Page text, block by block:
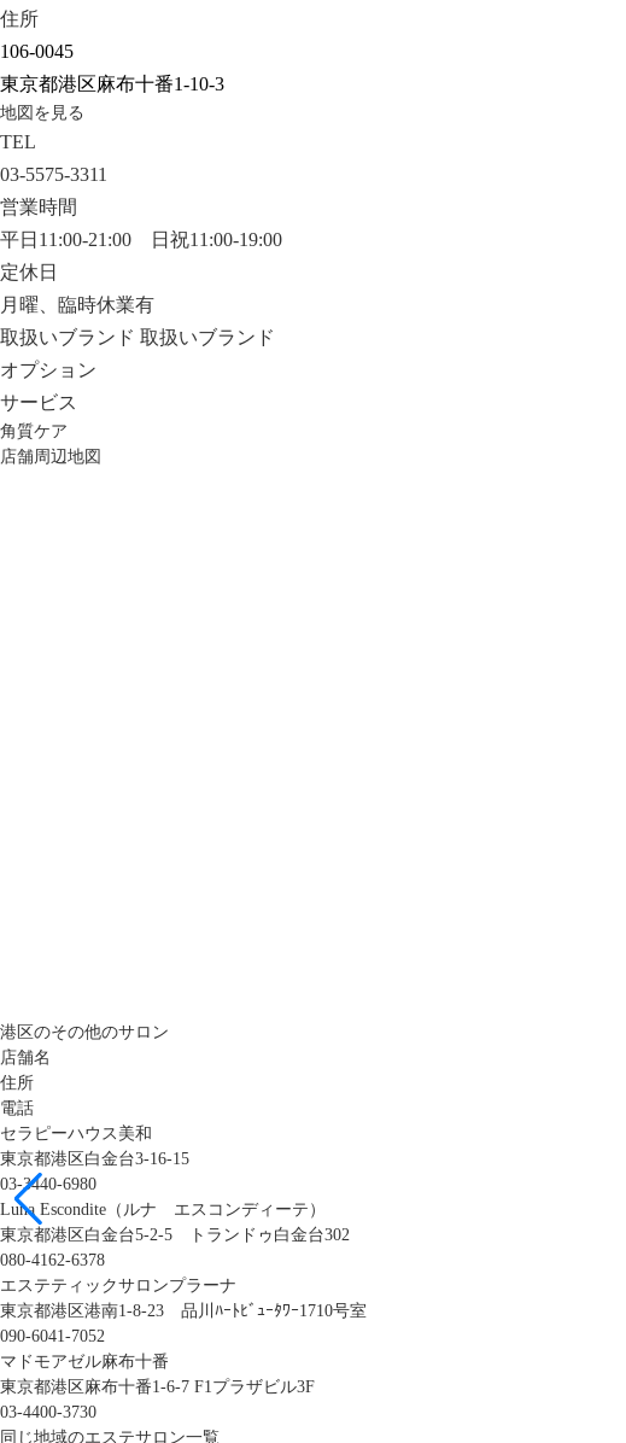
住所
106-0045
東京都港区麻布十番1-10-3
地図を見る
TEL
03-5575-3311
営業時間
平日11:00-21:00 日祝11:00-19:00
定休日
月曜、臨時休業有
取扱いブランド 取扱いブランド
オプション
サービス
角質ケア
店舗周辺地図
港区のその他のサロン
店舗名
住所
電話
セラピーハウス美和
東京都港区白金台3-16-15
03-3440-6980
Luna Escondite（ルナ エスコンディーテ）
東京都港区白金台5-2-5 トランドゥ白金台302
080-4162-6378
エステティックサロンプラーナ
東京都港区港南1-8-23 品川ﾊｰﾄﾋﾞｭｰﾀﾜｰ1710号室
090-6041-7052
マドモアゼル麻布十番
東京都港区麻布十番1-6-7 F1プラザビル3F
03-4400-3730
同じ地域のエステサロン一覧